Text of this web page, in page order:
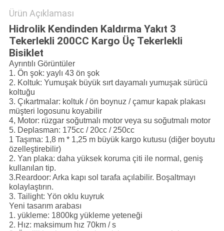
PRIVACY
POLICY
Ürün Açıklaması
Hidrolik Kendinden Kaldırma Yakıt 3
Tekerlekli 200CC Kargo Üç Tekerlekli
Bisiklet
Ayrıntılı Görüntüler
1. Ön şok: yaylı 43 ön şok
2. Koltuk: Yumuşak büyük sırt dayamalı yumuşak sürücü
koltuğu
3. Çıkartmalar: koltuk / ön boynuz / çamur kapak plakası
müşteri logosunu koyabilir
4, Motor: rüzgar soğutmalı motor veya su soğutmalı motor
5. Deplasman: 175cc / 20cc / 250cc
1 Taşıma: 1,8 m * 1,25 m büyük kargo kutusu (diğer boyutu
özelleştirebilir)
2. Yan plaka: daha yüksek koruma çiti ile normal, geniş
kullanılan tip.
3.Reardoor: Arka kapı sol tarafa açılabilir. Boşaltmayı
kolaylaştırın.
3. Tailight: Yön oklu kuyruk
Yeni tasarım arabası
1. yükleme: 1800kg yükleme yeteneği
2. Hız: maksimum hız 70km / s